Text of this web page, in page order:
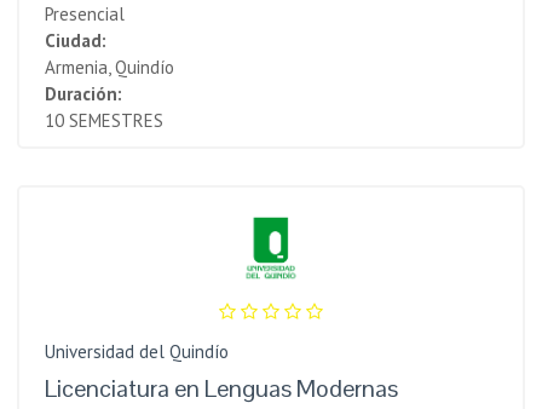
Presencial
Ciudad:
Armenia, Quindío
Duración:
10 SEMESTRES
Universidad del Quindío
Licenciatura en Lenguas Modernas